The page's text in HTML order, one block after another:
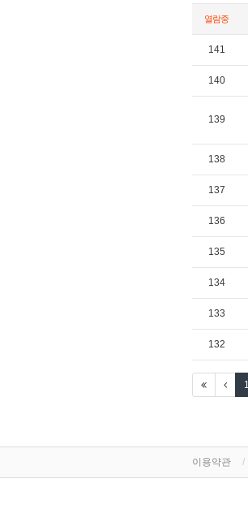
열람중
141
140
139
138
137
136
135
134
133
132
1
이용약관